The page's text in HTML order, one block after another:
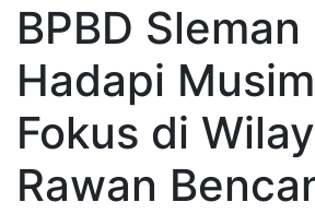
BPBD Sleman
Hadapi
Fokus di
Rawan